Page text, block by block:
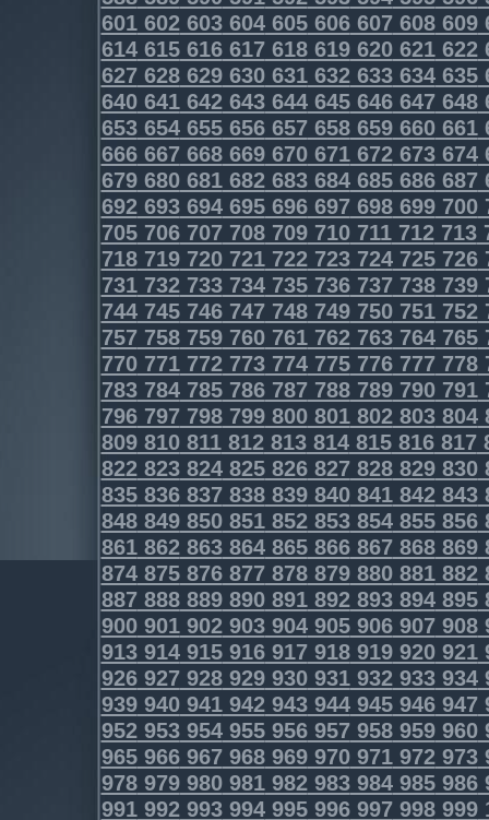
601602603604605606607608609
614615616617618619620621622
627628629630631632633634635
640641642643644645646647648
653654655656657658659660661
666667668669670671672673674
679680681682683684685686687
692693694695696697698699700
705706707708709710711712713
718719720721722723724725726
731732733734735736737738739
744745746747748749750751752
757758759760761762763764765
770771772773774775776777778
783784785786787788789790791
796797798799800801802803804
809810811812813814815816817
822823824825826827828829830
835836837838839840841842843
848849850851852853854855856
861862863864865866867868869
874875876877878879880881882
887888889890891892893894895
900901902903904905906907908
913914915916917918919920921
926927928929930931932933934
939940941942943944945946947
952953954955956957958959960
965966967968969970971972973
978979980981982983984985986
991992993994995996997998999